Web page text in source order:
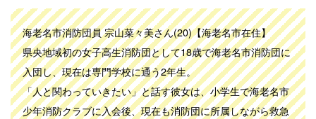
海老名市消防団員 宗山菜々美さん(20)【海老名市在住】
県央地域初の女子高生消防団として18歳で海老名市消防団に
入団し、現在は専門学校に通う2年生。
「人と関わっていきたい」と話す彼女は、小学生で海老名市
少年消防クラブに入会後、現在も消防団に所属しながら救急